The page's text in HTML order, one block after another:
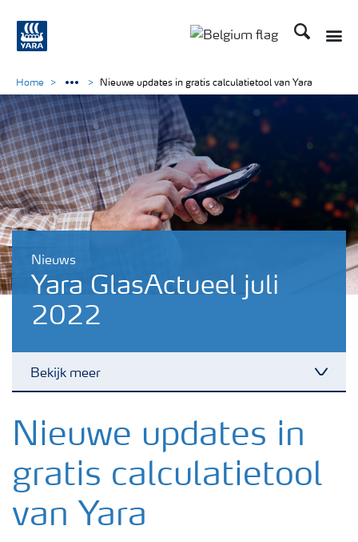
Zoek op
Nieuws
Yara GlasActueel juli
2022
Bekijk meer
Nieuwsbrieven
Gewassen
Meststoffen
Home Nieuwe updates in gratis calculatietool van Yara
Nieuwe updates in
gratis calculatietool
van Yara